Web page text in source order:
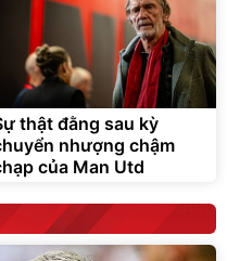
thật đằng sau kỳ
nhượng chậm
của Man Utd